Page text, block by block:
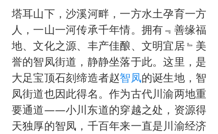
外交部发言人就广岛核爆81周年等答记者问
首次证实！“胶球”存在
感觉全东北都在等7号
泰国一女公务员妆容引争议 本人回应
女子利用漏洞0元薅走3000多件家电
80后女柜员逆袭成4200亿银行副行长
27岁女子成组织卖淫集团主犯被通缉
塔耳山下，沙溪河畔，一方水土孕育一方
人，一山一河传承千年情。拥有﹃善缘福
地、文化之源、丰产佳酿、文明宜居﹄美
誉的智凤街道，静静坐落于此。这里，是
大足宝顶石刻缔造者赵智凤的诞生地，智
凤街道也因此得名。作为古代川渝两地重
要通道——小川东道的穿越之处，资源得
天独厚的智凤，千百年来一直是川渝经济